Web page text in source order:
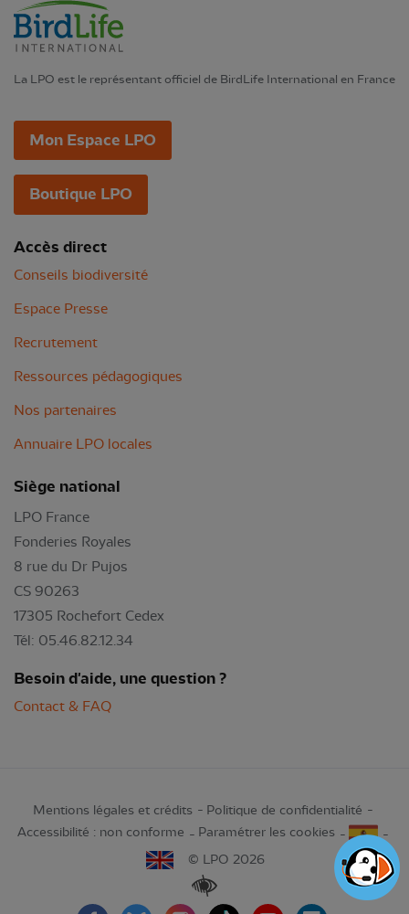
La LPO est le représentant officiel de BirdLife International en France
Mon Espace LPO
Boutique LPO
Accès direct
Conseils biodiversité
Espace Presse
Recrutement
Ressources pédagogiques
Nos partenaires
Annuaire LPO locales
Siège national
LPO France
Fonderies Royales
8 rue du Dr Pujos
CS 90263
17305 Rochefort Cedex
Tél: 05.46.82.12.34
Besoin d'aide, une question ?
Contact & FAQ
Mentions légales et crédits
Politique de confidentialité
Accessibilité : non conforme
Paramétrer les cookies
© LPO 2026
Renforcer les contrastes